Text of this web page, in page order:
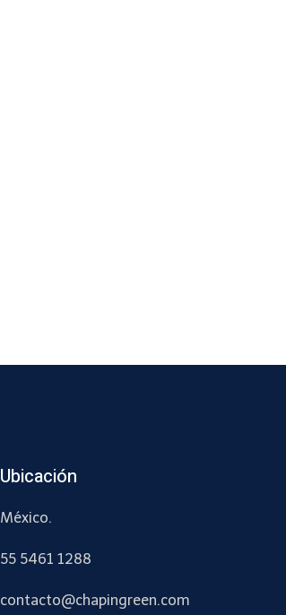
Ubicación
México.
55 5461 1288
contacto@chapingreen.com